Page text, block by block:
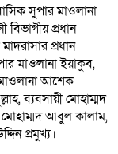
সুপার মাওলানা
বিভাগীয় প্রধান
প্রধান
মাওলানা ইয়াকুব,
আশেক
ব্যবসায়ী মোহাম্মদ
আবুল কালাম,
প্রমুখ্য।